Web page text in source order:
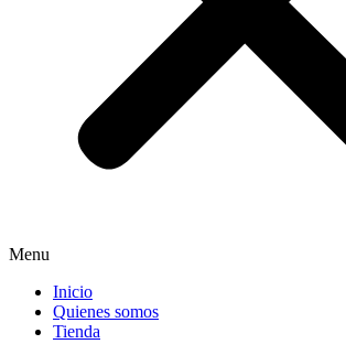
Menu
Inicio
Quienes somos
Tienda